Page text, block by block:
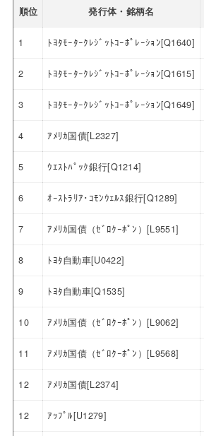
順位 発行体・銘柄名
1 ﾄﾖﾀﾓｰﾀｰｸﾚｼﾞｯﾄｺｰﾎﾟﾚｰｼｮﾝ[Q1640]
2 ﾄﾖﾀﾓｰﾀｰｸﾚｼﾞｯﾄｺｰﾎﾟﾚｰｼｮﾝ[Q1615]
3 ﾄﾖﾀﾓｰﾀｰｸﾚｼﾞｯﾄｺｰﾎﾟﾚｰｼｮﾝ[Q1649]
4 ｱﾒﾘｶ国債[L2327]
5 ｳｴｽﾄﾊﾟｯｸ銀行[Q1214]
6 ｵｰｽﾄﾗﾘｱ･ｺﾓﾝｳｪﾙｽ銀行[Q1289]
7 ｱﾒﾘｶ国債（ｾﾞﾛｸｰﾎﾟﾝ）[L9551]
8 ﾄﾖﾀ自動車[U0422]
9 ﾄﾖﾀ自動車[Q1535]
10 ｱﾒﾘｶ国債（ｾﾞﾛｸｰﾎﾟﾝ）[L9062]
11 ｱﾒﾘｶ国債（ｾﾞﾛｸｰﾎﾟﾝ）[L9568]
12 ｱﾒﾘｶ国債[L2374]
12 ｱｯﾌﾟﾙ[U1279]